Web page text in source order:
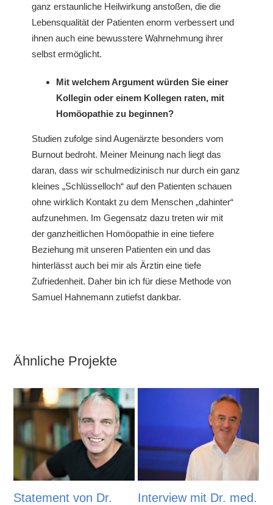
ganz erstaunliche Heilwirkung anstoßen, die die
Lebensqualität der Patienten enorm verbessert und
ihnen auch eine bewusstere Wahrnehmung ihrer
selbst ermöglicht.
Mit welchem Argument würden Sie einer
Kollegin oder einem Kollegen raten, mit
Homöopathie zu beginnen?
Studien zufolge sind Augenärzte besonders vom
Burnout bedroht. Meiner Meinung nach liegt das
daran, dass wir schulmedizinisch nur durch ein ganz
kleines „Schlüsselloch“ auf den Patienten schauen
ohne wirklich Kontakt zu dem Menschen „dahinter“
aufzunehmen. Im Gegensatz dazu treten wir mit
der ganzheitlichen Homöopathie in eine tiefere
Beziehung mit unseren Patienten ein und das
hinterlässt auch bei mir als Ärztin eine tiefe
Zufriedenheit. Daher bin ich für diese Methode von
Samuel Hahnemann zutiefst dankbar.
Ähnliche Projekte
Statement von Dr.
Interview mit Dr. med.